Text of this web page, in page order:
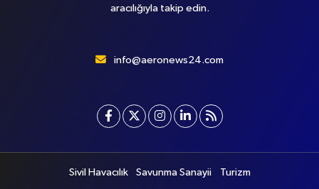
aracılığıyla takip edin.
info@aeronews24.com
Sivil Havacılık Savunma Sanayii Turizm